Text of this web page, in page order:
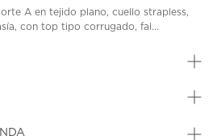
A en tejido plano, cuello strapless,
con top tipo corrugado, fal...